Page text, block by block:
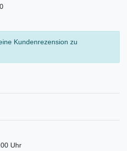
0
Kundenrezension zu
Uhr